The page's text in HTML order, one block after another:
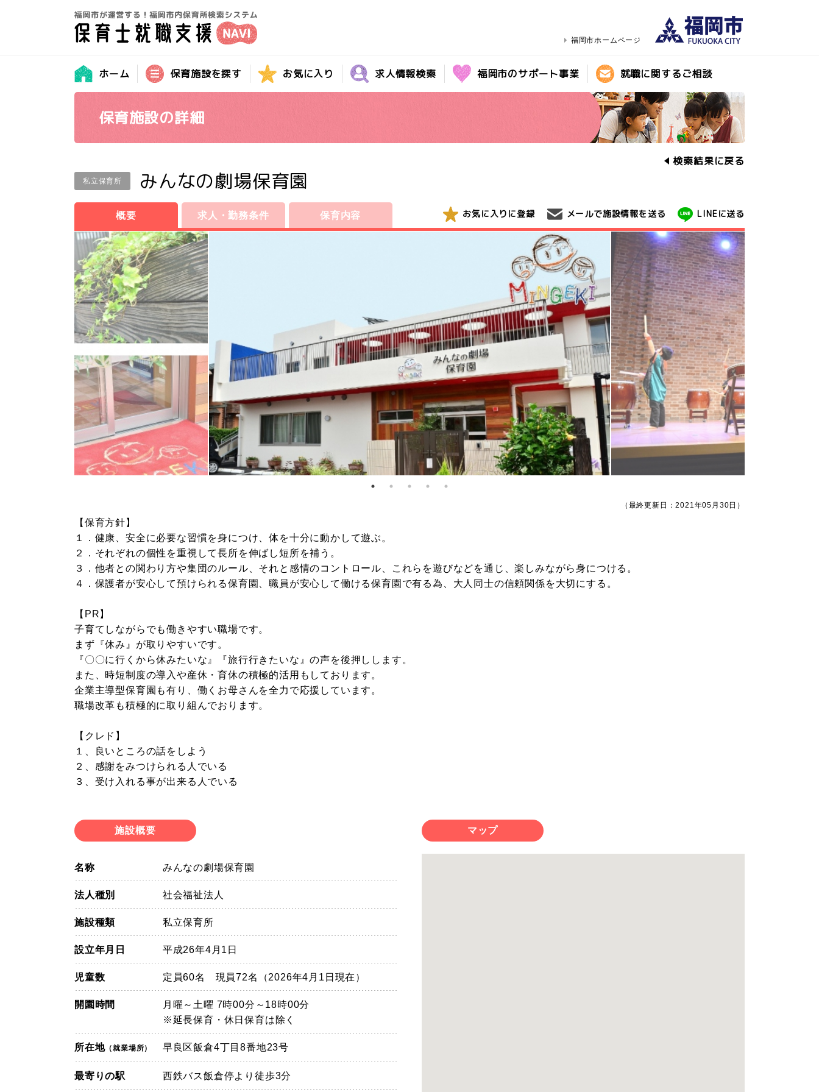
福岡市ホームページ
ホーム 保育施設を探す お気に入り 求人情報検索 福岡市のサポート事業 就職に関するご相談
保育施設の詳細
検索結果に戻る
私立保育所 みんなの劇場保育園
お気に入りに登録 メールで施設情報を送る LINEに送る
概要 求人・勤務条件 保育内容
（最終更新日：2021年05月30日）
【保育方針】
１．健康、安全に必要な習慣を身につけ、体を十分に動かして遊ぶ。
２．それぞれの個性を重視して長所を伸ばし短所を補う。
３．他者との関わり方や集団のルール、それと感情のコントロール、これらを遊びなどを通じ、楽しみながら身につける。
４．保護者が安心して預けられる保育園、職員が安心して働ける保育園で有る為、大人同士の信頼関係を大切にする。
【PR】
子育てしながらでも働きやすい職場です。
まず『休み』が取りやすいです。
『〇〇に行くから休みたいな』『旅行行きたいな』の声を後押しします。
また、時短制度の導入や産休・育休の積極的活用もしております。
企業主導型保育園も有り、働くお母さんを全力で応援しています。
職場改革も積極的に取り組んでおります。
【クレド】
１、良いところの話をしよう
２、感謝をみつけられる人でいる
３、受け入れる事が出来る人でいる
施設概要
名称 みんなの劇場保育園
法人種別 社会福祉法人
施設種類 私立保育所
設立年月日 平成26年4月1日
児童数 定員60名 現員72名（2026年4月1日現在）
開園時間
月曜～土曜 7時00分～18時00分
※延長保育・休日保育は除く
所在地（就業場所） 早良区飯倉4丁目8番地23号
最寄りの駅 西鉄バス飯倉停より徒歩3分
マップ